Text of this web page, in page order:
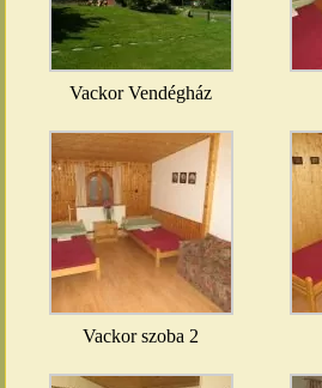
Vackor Vendégház
Vackor szoba 2